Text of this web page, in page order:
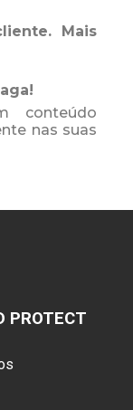
Mais
conteúdo
nas suas
PROTECT